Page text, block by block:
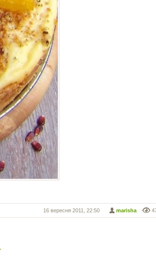
marisha
16 вересня 2011, 22:50